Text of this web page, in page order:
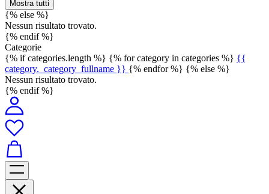
Mostra tutti
{% else %}
Nessun risultato trovato.
{% endif %}
Categorie
{% if categories.length %} {% for category in categories %} {{
category._category_fullname }} {% endfor %} {% else %}
Nessun risultato trovato.
{% endif %}